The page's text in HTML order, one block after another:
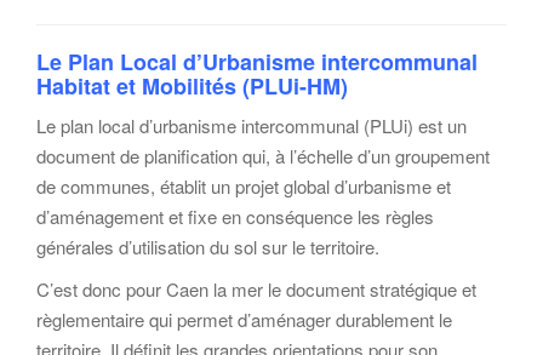
Le Plan Local d’Urbanisme intercommunal
Habitat et Mobilités (PLUi-HM)
Le plan local d’urbanisme intercommunal (PLUi) est un
document de planification qui, à l’échelle d’un groupement
de communes, établit un projet global d’urbanisme et
d’aménagement et fixe en conséquence les règles
générales d’utilisation du sol sur le territoire.
C’est donc pour Caen la mer le document stratégique et
règlementaire qui permet d’aménager durablement le
territoire. Il définit les grandes orientations pour son